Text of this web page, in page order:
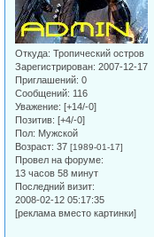
Откуда: Тропический остров
Зарегистрирован: 2007-12-17
Приглашений: 0
Сообщений: 116
Уважение: [+14/-0]
Позитив: [+4/-0]
Пол: Мужской
Возраст: 37 [1989-01-17]
Провел на форуме:
13 часов 58 минут
Последний визит:
2008-02-12 05:17:35
[реклама вместо картинки]